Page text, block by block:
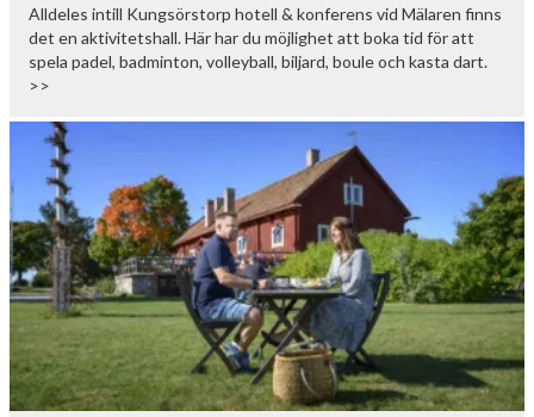
Alldeles intill Kungsörstorp hotell & konferens vid Mälaren finns
det en aktivitetshall. Här har du möjlighet att boka tid för att
spela padel, badminton, volleyball, biljard, boule och kasta dart.
>>